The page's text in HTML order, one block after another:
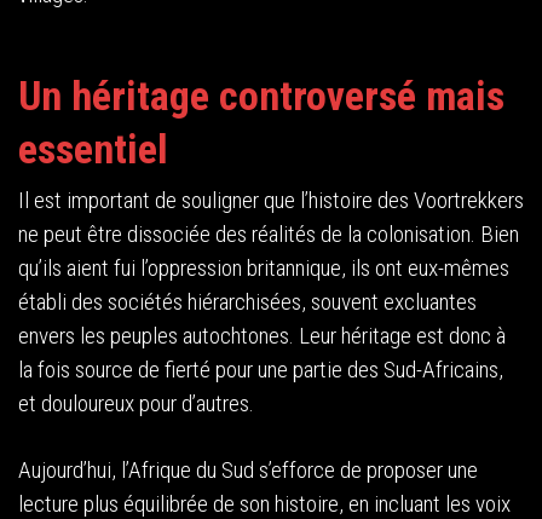
Un héritage controversé mais
essentiel
Il est important de souligner que l’histoire des Voortrekkers
ne peut être dissociée des réalités de la colonisation. Bien
qu’ils aient fui l’oppression britannique, ils ont eux-mêmes
établi des sociétés hiérarchisées, souvent excluantes
envers les peuples autochtones. Leur héritage est donc à
la fois source de fierté pour une partie des Sud-Africains,
et douloureux pour d’autres.
Aujourd’hui, l’Afrique du Sud s’efforce de proposer une
lecture plus équilibrée de son histoire, en incluant les voix